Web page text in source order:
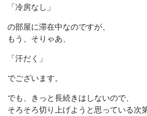
「冷房なし」
の部屋に滞在中なのですが、
もう、そりゃあ、
「汗だく」
でございます。
でも、きっと長続きはしないので、
そろそろ切り上げようと思っている次